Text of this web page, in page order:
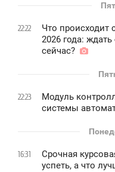
22:22
Что происходит
2026 года:
сейчас?
22:23
Модуль
системы
16:31
Срочная
успеть, а что